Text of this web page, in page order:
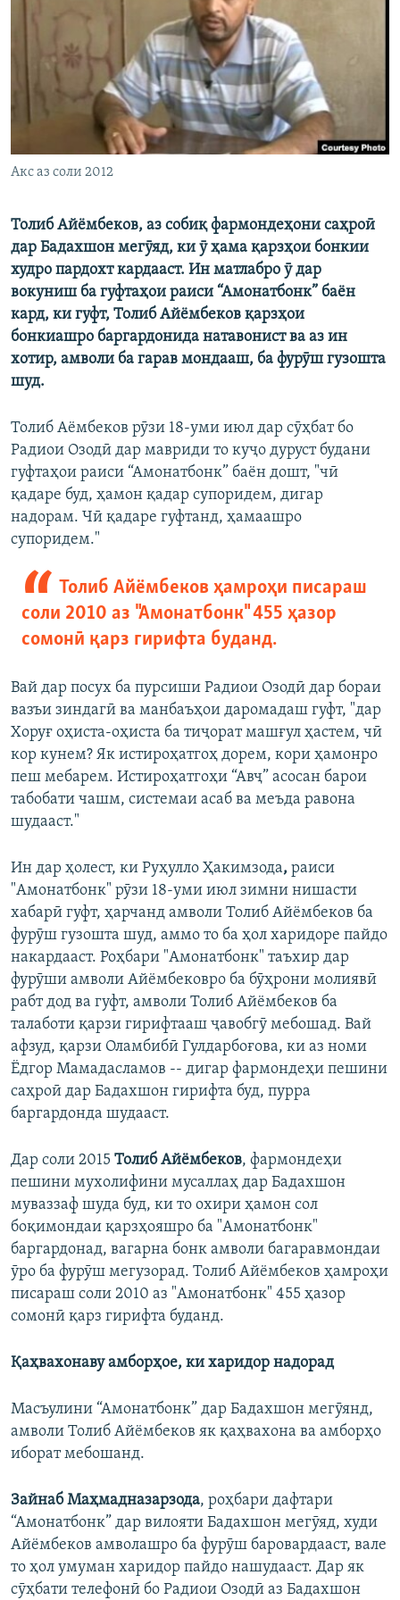
ГУЗОРИШҲОИ РАДИОӢ
ПАЙГИРӢ КУНЕД
Акс аз соли 2012
Толиб Айёмбеков, аз собиқ фармондеҳони саҳроӣ
дар Бадахшон мегӯяд, ки ӯ ҳама қарзҳои бонкии
худро пардохт кардааст. Ин матлабро ӯ дар
вокуниш ба гуфтаҳои раиси “Амонатбонк” баён
кард, ки гуфт, Толиб Айёмбеков қарзҳои
бонкиашро баргардонида натавонист ва аз ин
хотир, амволи ба гарав мондааш, ба фурӯш гузошта
шуд.
Толиб Аёмбеков рӯзи 18-уми июл дар сӯҳбат бо
Радиои Озодӣ дар мавриди то куҷо дуруст будани
гуфтаҳои раиси “Амонатбонк” баён дошт, "чӣ
қадаре буд, ҳамон қадар супоридем, дигар
надорам. Чӣ қадаре гуфтанд, ҳамаашро
супоридем."
Толиб Айёмбеков ҳамроҳи писараш
соли 2010 аз "Амонатбонк" 455 ҳазор
сомонӣ қарз гирифта буданд.
Вай дар посух ба пурсиши Радиои Озодӣ дар бораи
вазъи зиндагӣ ва манбаъҳои даромадаш гуфт, "дар
Хоруғ оҳиста-оҳиста ба тиҷорат машғул ҳастем, чӣ
кор кунем? Як истироҳатгоҳ дорем, кори ҳамонро
пеш мебарем. Истироҳатгоҳи “Авҷ” асосан барои
табобати чашм, системаи асаб ва меъда равона
шудааст."
Ин дар ҳолест, ки Руҳулло Ҳакимзода, раиси
"Амонатбонк" рӯзи 18-уми июл зимни нишасти
хабарӣ гуфт, ҳарчанд амволи Толиб Айёмбеков ба
фурӯш гузошта шуд, аммо то ба ҳол харидоре пайдо
накардааст. Роҳбари "Амонатбонк" таъхир дар
фурӯши амволи Айёмбековро ба бӯҳрони молиявӣ
рабт дод ва гуфт, амволи Толиб Айёмбеков ба
талаботи қарзи гирифтааш ҷавобгӯ мебошад. Вай
афзуд, қарзи Оламбибӣ Гулдарбоғова, ки аз номи
Ёдгор Мамадасламов -- дигар фармондеҳи пешини
саҳроӣ дар Бадахшон гирифта буд, пурра
баргардонда шудааст.
Дар соли 2015 Толиб Айёмбеков, фармондеҳи
пешини мухолифини мусаллаҳ дар Бадахшон
муваззаф шуда буд, ки то охири ҳамон сол
боқимондаи қарзҳояшро ба "Амонатбонк"
баргардонад, вагарна бонк амволи багаравмондаи
ӯро ба фурӯш мегузорад. Толиб Айёмбеков ҳамроҳи
писараш соли 2010 аз "Амонатбонк" 455 ҳазор
сомонӣ қарз гирифта буданд.
Қаҳвахонаву амборҳое, ки харидор надорад
Масъулини “Амонатбонк” дар Бадахшон мегӯянд,
амволи Толиб Айёмбеков як қаҳвахона ва амборҳо
иборат мебошанд.
Зайнаб Маҳмадназарзода, роҳбари дафтари
“Амонатбонк” дар вилояти Бадахшон мегӯяд, худи
Айёмбеков амволашро ба фурӯш баровардааст, вале
то ҳол умуман харидор пайдо нашудааст. Дар як
сӯҳбати телефонӣ бо Радиои Озодӣ аз Бадахшон